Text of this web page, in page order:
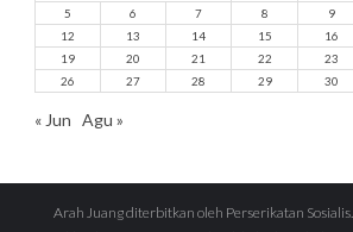
5
6 7 8 9
12
13 14 15 16
19
20 21 22 23
26
27 28 29 30
« Jun Agu »
Arah Juang diterbitkan oleh Perserikatan